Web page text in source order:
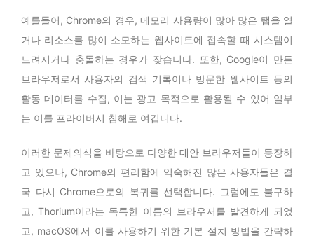
예를들어, Chrome의 경우, 메모리 사용량이 많아 많은 탭을 열
거나 리소스를 많이 소모하는 웹사이트에 접속할 때 시스템이
느려지거나 충돌하는 경우가 잦습니다. 또한, Google이 만든
브라우저로서 사용자의 검색 기록이나 방문한 웹사이트 등의
활동 데이터를 수집, 이는 광고 목적으로 활용될 수 있어 일부
는 이를 프라이버시 침해로 여깁니다.
이러한 문제의식을 바탕으로 다양한 대안 브라우저들이 등장하
고 있으나, Chrome의 편리함에 익숙해진 많은 사용자들은 결
국 다시 Chrome으로의 복귀를 선택합니다. 그럼에도 불구하
고, Thorium이라는 독특한 이름의 브라우저를 발견하게 되었
고, macOS에서 이를 사용하기 위한 기본 설치 방법을 간략하